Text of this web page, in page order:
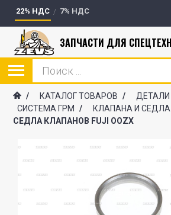
22% НДС 7% НДС
ЗАПЧАСТИ ДЛЯ
/ КАТАЛОГ ТОВАРОВ / ДЕТАЛИ
СИСТЕМА ГРМ
/ КЛАПАНА И СЕДЛА
СЕДЛА КЛАПАНОВ FUJI OOZX